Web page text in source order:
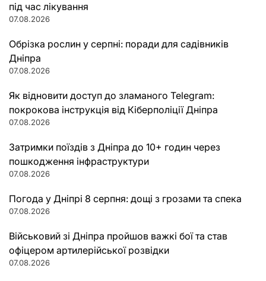
під час лікування
07.08.2026
Обрізка рослин у серпні: поради для садівників
Дніпра
07.08.2026
Як відновити доступ до зламаного Telegram:
покрокова інструкція від Кіберполіції Дніпра
07.08.2026
Затримки поїздів з Дніпра до 10+ годин через
пошкодження інфраструктури
07.08.2026
Погода у Дніпрі 8 серпня: дощі з грозами та спека
07.08.2026
Військовий зі Дніпра пройшов важкі бої та став
офіцером артилерійської розвідки
07.08.2026